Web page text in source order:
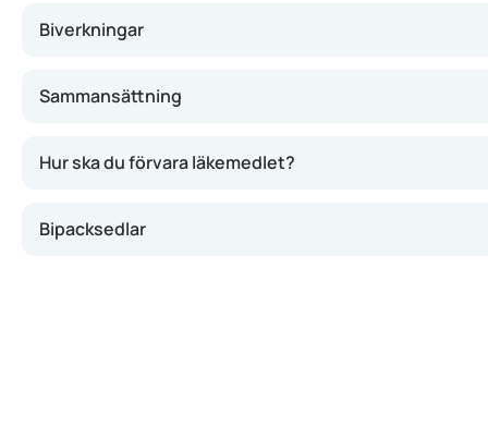
Biverkningar
Sammansättning
Hur ska du förvara läkemedlet?
Bipacksedlar